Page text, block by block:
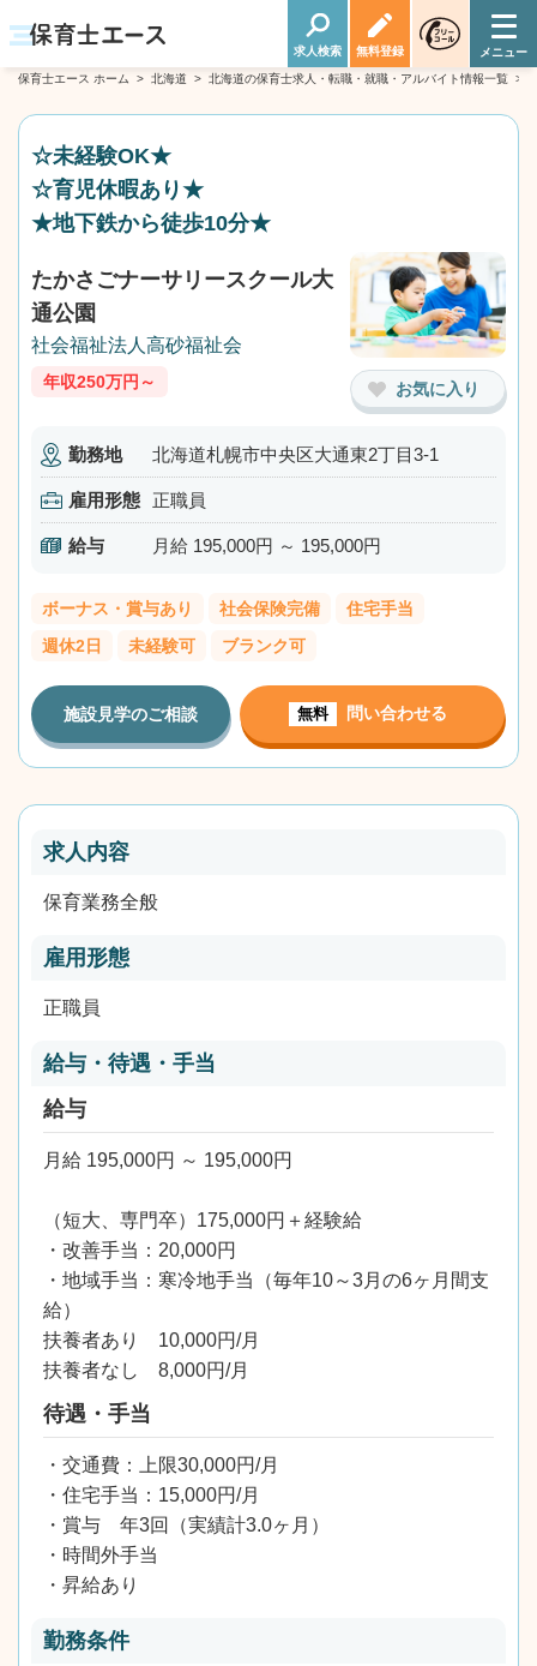
求人検索 無料登録
保育士エース ホーム > 北海道 > 北海道の保育士求人・転職・就職・アルバイト情報一覧 >
☆未経験OK★
☆育児休暇あり★
★地下鉄から徒歩10分★
お気に入り
たかさごナーサリースクール大
通公園
社会福祉法人高砂福祉会
年収250万円～
勤務地 北海道札幌市中央区大通東2丁目3-1
雇用形態 正職員
給与 月給 195,000円 ～ 195,000円
ボーナス・賞与あり 社会保険完備
住宅手当
週休2日
未経験可 ブランク可
施設見学のご相談 無料 問い合わせる
求人内容
保育業務全般
雇用形態
正職員
給与・待遇・手当
給与
月給 195,000円 ～ 195,000円
（短大、専門卒）175,000円＋経験給
・改善手当：20,000円
・地域手当：寒冷地手当（毎年10～3月の6ヶ月間支
給）
扶養者あり 10,000円/月
扶養者なし 8,000円/月
待遇・手当
・交通費：上限30,000円/月
・住宅手当：15,000円/月
・賞与 年3回（実績計3.0ヶ月）
・時間外手当
・昇給あり
勤務条件